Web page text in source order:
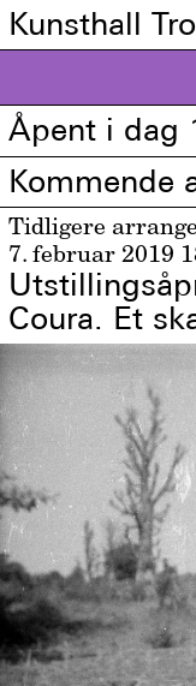
Kunsthall
Åpent i dag
Kommende
Tidligere
7. februar 2019
Coura. Et